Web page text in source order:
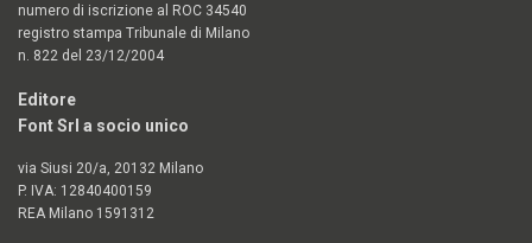
numero di iscrizione al ROC 34540
registro stampa Tribunale di Milano
n. 822 del 23/12/2004
Editore
Font Srl a socio unico
via Siusi 20/a, 20132 Milano
P. IVA: 12840400159
REA Milano 1591312